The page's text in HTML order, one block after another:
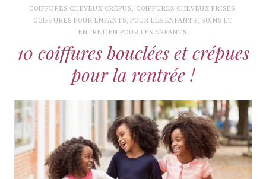
COIFFURES CHEVEUX CRÉPUS, COIFFURES CHEVEUX FRISÉS,
COIFFURES POUR ENFANTS,POUR LES ENFANTS , SOINS ET
ENTRETIEN POUR LES ENFANTS
10 coiffures bouclées et crépues
pour la rentrée !